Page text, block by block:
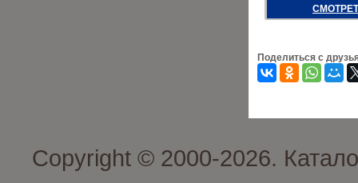
Поделиться с
Copyright © 2000-2026.